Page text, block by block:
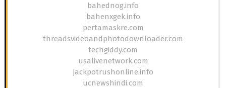
bahednog.info
bahenxgek.info
pertamaskre.com
threadsvideoandphotodownloader.com
techgiddy.com
usalivenetwork.com
jackpotrushonline.info
ucnewshindi.com